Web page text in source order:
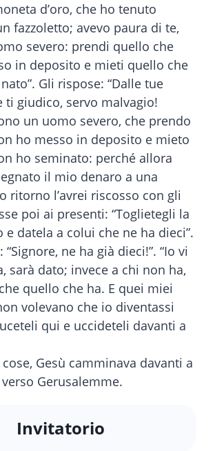
d’oro, che ho tenuto
fazzoletto; avevo paura di te,
severo: prendi quello che
in deposito e mieti quello che
Gli rispose: “Dalle tue
ti giudico, servo malvagio!
un uomo severo, che prendo
ho messo in deposito e mieto
ho seminato: perché allora
il mio denaro a una
ritorno l’avrei riscosso con gli
poi ai presenti: “Toglietegli la
e datela a colui che ne ha dieci”.
ne ha già dieci!”. “Io vi
sarà dato; invece a chi non ha,
quello che ha. E quei miei
volevano che io diventassi
qui e uccideteli davanti a
Gesù camminava davanti a
Gerusalemme.
Invitatorio